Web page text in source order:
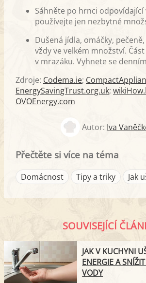
Sáhněte po hrnci odpovídající
používejte jen nezbytné
Dušená jídla, omáčky,
vždy ve velkém množství.
v mrazáku. Vyhnete se
Zdroje: Codema.ie;
EnergySavingTrust.org.uk;
OVOEnergy.com
Autor: Iva
Přečtěte si více na téma
Domácnost Tipy a triky Jak
SOUVISEJÍCÍ
JAK V KUCHYNI
ENERGIE A
VODY